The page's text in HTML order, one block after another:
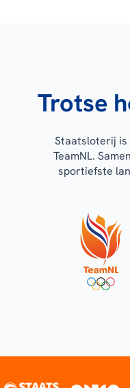
Trotse
Staatsloterij is
TeamNL.
sportiefste